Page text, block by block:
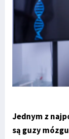
Jednym z
są guzy